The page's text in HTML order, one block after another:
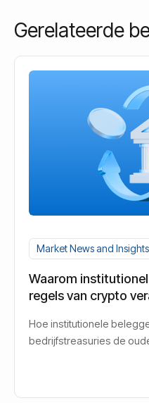
Gerelateerde
Market News and Insights
Waarom
regels van crypto
Hoe institutionele
bedrijfstreasuries de